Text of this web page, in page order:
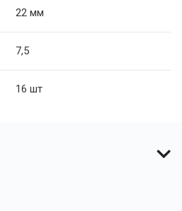
22 мм
7,5
16 шт